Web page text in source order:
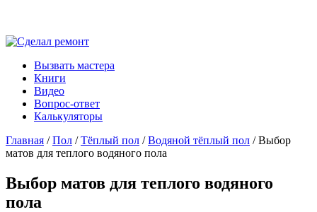
Вызвать мастера
Книги
Видео
Вопрос-ответ
Калькуляторы
Главная /Пол /Тёплый пол /Водяной тёплый пол / Выбор
матов для теплого водяного пола
Выбор матов для теплого водяного
пола